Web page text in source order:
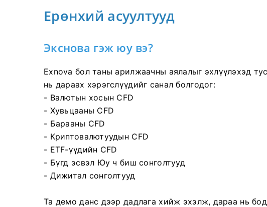
Ерөнхий асуултууд
Экснова гэж юу вэ?
Exnova бол таны арилжаачны аялалыг эхлүүлэхэд
нь дараах хэрэгслүүдийг санал болгодог:
- Валютын хосын CFD
- Хувьцааны CFD
- Барааны CFD
- Криптовалютуудын CFD
- ETF-үүдийн CFD
- Бүгд эсвэл Юу ч биш сонголтууд
- Дижитал сонголтууд
Та демо данс дээр дадлага хийж эхэлж, дараа нь